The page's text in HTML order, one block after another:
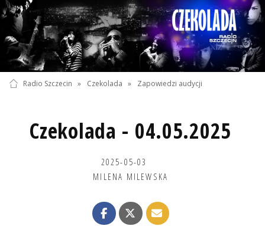
Radio Szczecin » Czekolada » Zapowiedzi audycji
Czekolada - 04.05.2025
2025-05-03
MILENA MILEWSKA